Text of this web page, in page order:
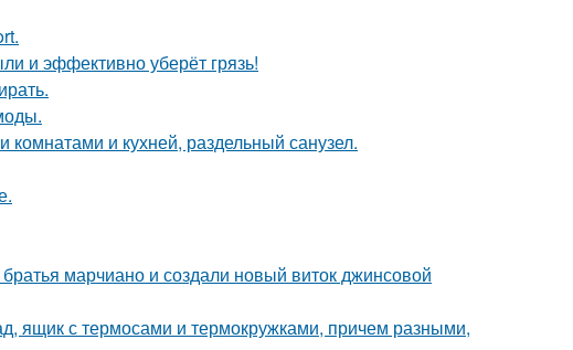
и эффективно уберёт грязь!
и кухней, раздельный санузел.
марчиано и создали новый виток джинсовой
ящик с термосами и термокружками, причем разными,